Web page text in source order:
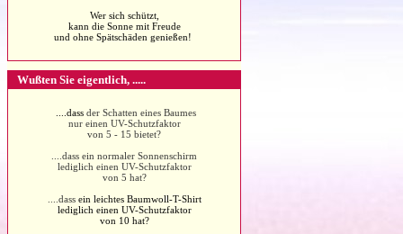
Wer sich schützt,
kann die Sonne mit Freude
und ohne Spätschäden genießen!
Wußten Sie eigentlich, .....
....dass der Schatten eines Baumes
nur einen UV-Schutzfaktor
von 5 - 15 bietet?
....dass ein normaler Sonnenschirm
lediglich einen UV-Schutzfaktor
von 5 hat?
....dass ein leichtes Baumwoll-T-Shirt
lediglich einen UV-Schutzfaktor
von 10 hat?